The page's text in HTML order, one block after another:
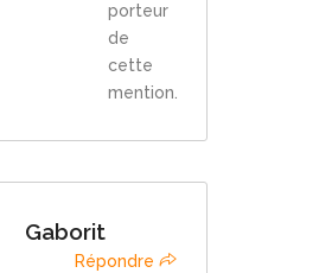
porteur
de
cette
mention.
Gaborit
Répondre